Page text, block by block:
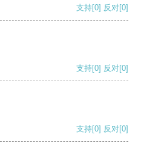
支持[0] 反对[0]
支持[0] 反对[0]
支持[0] 反对[0]